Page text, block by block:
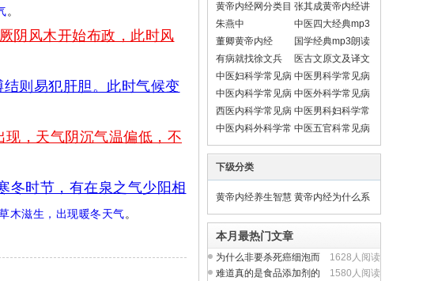
。
阴风木开始布政，此时风
则易犯肝胆。此时气候变
现，天气阴沉气温偏低，不
冬时节，有在泉之气少阳相
木滋生，出现暖冬天气。
黄帝内经网分类目
录导航
张其成黄帝内经讲
座
朱燕中
中医四大经典mp3
朗读
董卿黄帝内经
国学经典mp3朗读
有病就找徐文兵
医古文原文及译文
翻译
中医妇科学常见病 中医男科学常见病
中医内科学常见病 中医外科学常见病
西医内科学常见病 中医男科妇科学常
见疾病
中医内科外科学常
见疾病
中医五官科常见病
下级分类
黄帝内经养生智慧 黄帝内经为什么系
列
本月最热门文章
1628人阅读
为什么非要杀死癌细泡而
不从提升人体正气入
1580人阅读
难道真的是食品添加剂的